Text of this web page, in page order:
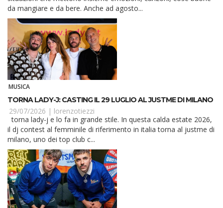
da mangiare e da bere. Anche ad agosto...
MUSICA
TORNA LADY-J: CASTING IL 29 LUGLIO AL JUSTME DI MILANO
29/07/2026 | lorenzotiezzi
torna lady-j e lo fa in grande stile. In questa calda estate 2026,
il dj contest al femminile di riferimento in italia torna al justme di
milano, uno dei top club c...